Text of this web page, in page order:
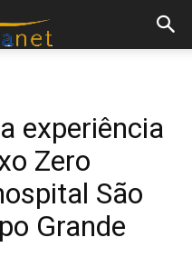
experiência
Zero
São
Grande